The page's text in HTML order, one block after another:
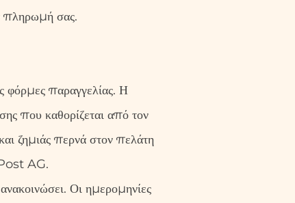
πληρωμή σας.
φόρμες παραγγελίας. Η
που καθορίζεται από τον
ζημιάς περνά στον πελάτη
AG.
Οι ημερομηνίες